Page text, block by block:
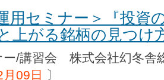
用セミナー＞『投資
上がる銘柄の見つけ
ー/講習会 株式会社幻冬
09日
〕